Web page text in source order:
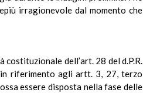
irragionevole dal momento che
dell’art. 28 del d.P.R.
in riferimento agli artt. 3, 27, terzo
essere disposta nella fase delle